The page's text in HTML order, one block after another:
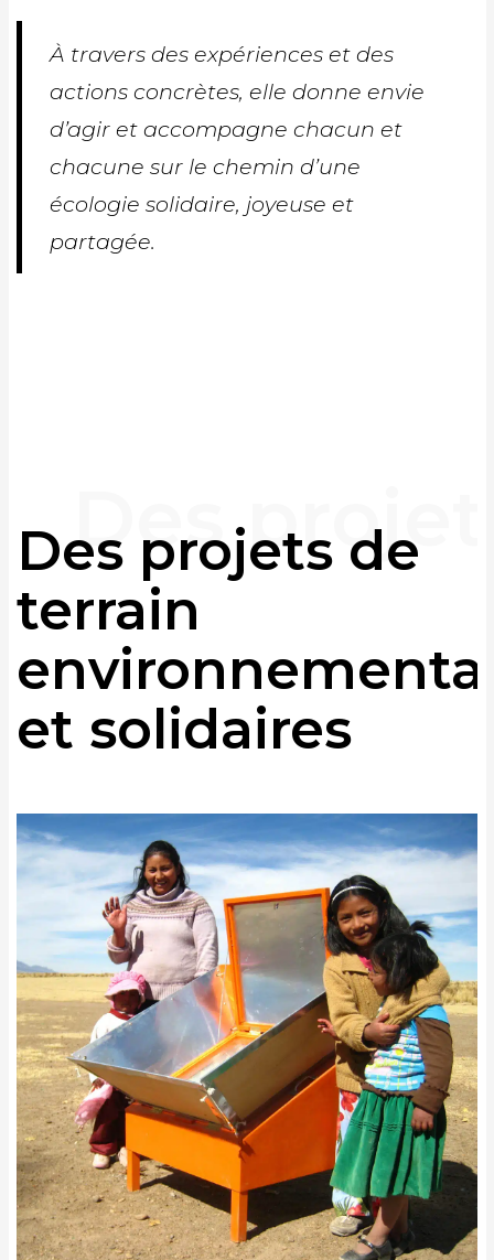
À travers des expériences et des
actions concrètes, elle donne envie
d’agir et accompagne chacun et
chacune sur le chemin d’une
écologie solidaire, joyeuse et
partagée.
Des projets de
terrain
et solidaires